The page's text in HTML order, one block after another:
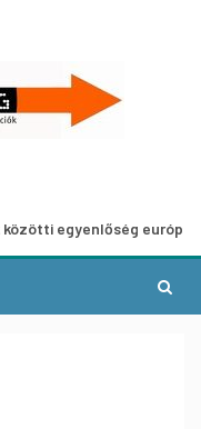
európai